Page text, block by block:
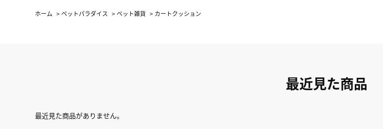
ホーム >ペットパラダイス >ペット雑貨 > カートクッション
最近見た商品
最近見た商品がありません。